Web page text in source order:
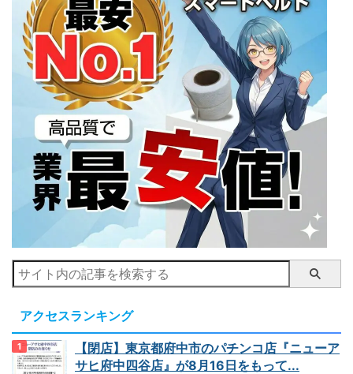
アクセスランキング
【閉店】東京都府中市のパチンコ店『ニューア
サヒ府中四谷店』が8月16日をもって...